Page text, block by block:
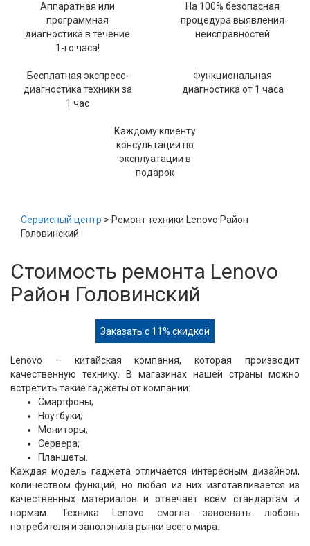
Аппаратная или
программная
диагностика в течение
1-го часа!
На 100% безопасная
процедура выявления
неисправностей
Бесплатная экспресс-
диагностика техники за
1 час
Функциональная
диагностика от 1 часа
Каждому клиенту
консультации по
эксплуатации в
подарок
Сервисный центр > Ремонт техники Lenovo Район
Головинский
Стоимость ремонта Lenovo
Район Головинский
Заказать с 11% скидкой
Lenovo – китайская компания, которая производит
качественную технику. В магазинах нашей страны можно
встретить такие гаджеты от компании:
Смартфоны;
Ноутбуки;
Мониторы;
Сервера;
Планшеты.
Каждая модель гаджета отличается интересным дизайном,
количеством функций, но любая из них изготавливается из
качественных материалов и отвечает всем стандартам и
нормам. Техника Lenovo смогла завоевать любовь
потребителя и заполонила рынки всего мира.